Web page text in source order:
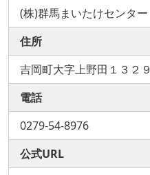
(株)群馬まいたけセンター
住所
吉岡町大字上野田１３２９
電話
0279-54-8976
公式URL